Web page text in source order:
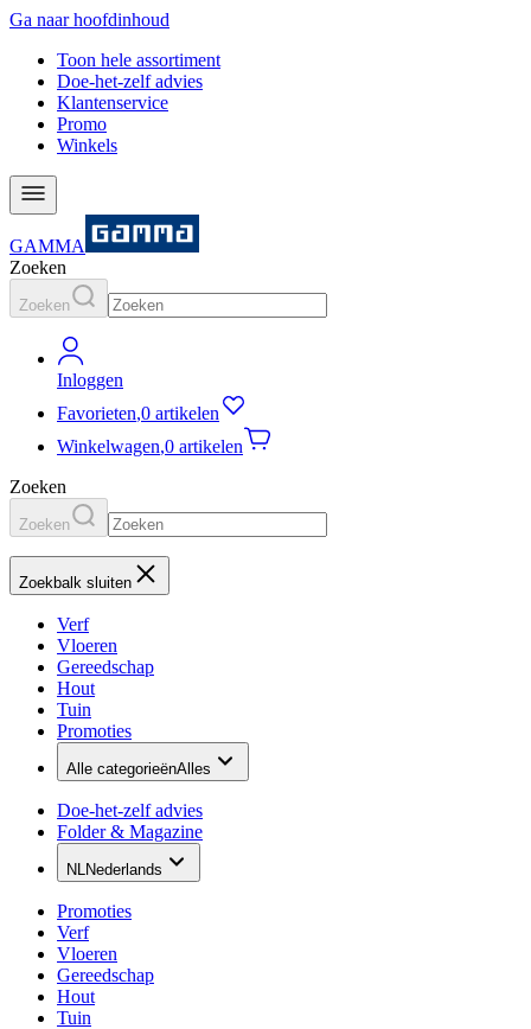
Ga naar hoofdinhoud
Toon hele assortiment
Doe-het-zelf advies
Klantenservice
Promo
Winkels
GAMMA
Zoeken
Zoeken
Inloggen
Favorieten,0 artikelen
Winkelwagen,0 artikelen
Zoeken
Zoeken
Zoekbalk sluiten
Verf
Vloeren
Gereedschap
Hout
Tuin
Promoties
Alle categorieënAlles
Doe-het-zelf advies
Folder & Magazine
NLNederlands
Promoties
Verf
Vloeren
Gereedschap
Hout
Tuin